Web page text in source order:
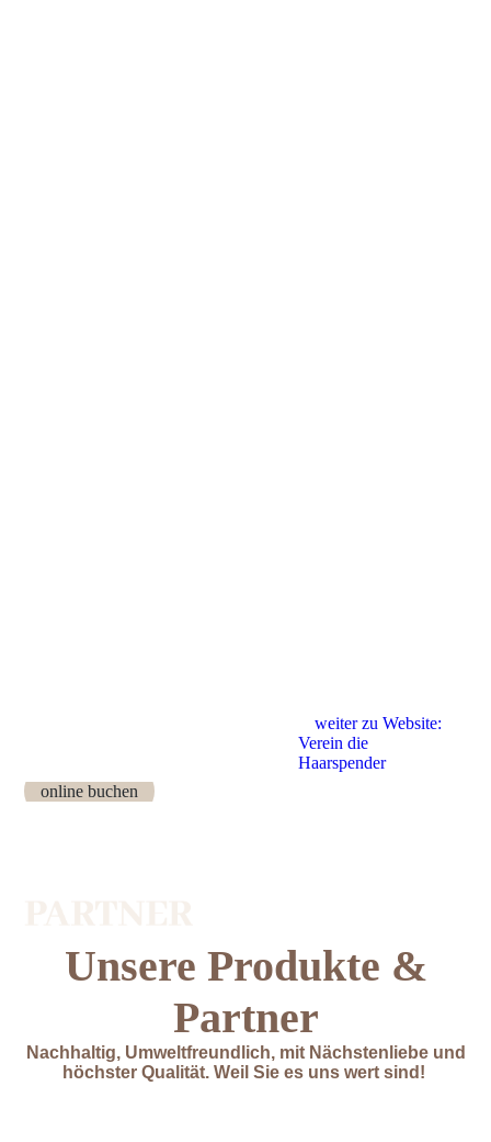
weiter zu Website:
Verein die
Haarspender
online buchen
Unsere Produkte &
Partner
Nachhaltig, Umweltfreundlich, mit Nächstenliebe und
höchster Qualität. Weil Sie es uns wert sind!